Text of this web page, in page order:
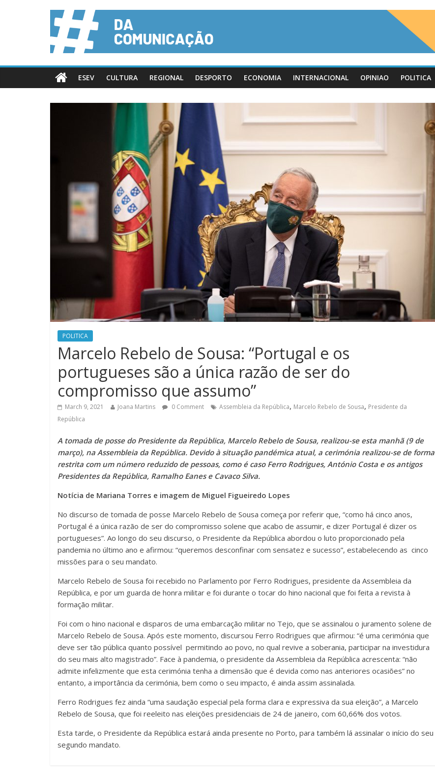
ESEV CULTURA REGIONAL DESPORTO ECONOMIA INTERNACIONAL OPINIAO POLITICA
POLITICA
Marcelo Rebelo de Sousa: “Portugal e os
portugueses são a única razão de ser do
compromisso que assumo”
March 9, 2021 Joana Martins 0 Comment Assembleia da República, Marcelo Rebelo de Sousa, Presidente da
República
A tomada de posse do Presidente da República, Marcelo Rebelo de Sousa, realizou-se esta manhã (9 de
março), na Assembleia da República. Devido à situação pandémica atual, a cerimónia realizou-se de forma
restrita com um número reduzido de pessoas, como é caso Ferro Rodrigues, António Costa e os antigos
Presidentes da República, Ramalho Eanes e Cavaco Silva.
Notícia de Mariana Torres e imagem de Miguel Figueiredo Lopes
No discurso de tomada de posse Marcelo Rebelo de Sousa começa por referir que, “como há cinco anos,
Portugal é a única razão de ser do compromisso solene que acabo de assumir, e dizer Portugal é dizer os
portugueses”. Ao longo do seu discurso, o Presidente da República abordou o luto proporcionado pela
pandemia no último ano e afirmou: “queremos desconfinar com sensatez e sucesso”, estabelecendo as cinco
missões para o seu mandato.
Marcelo Rebelo de Sousa foi recebido no Parlamento por Ferro Rodrigues, presidente da Assembleia da
República, e por um guarda de honra militar e foi durante o tocar do hino nacional que foi feita a revista à
formação militar.
Foi com o hino nacional e disparos de uma embarcação militar no Tejo, que se assinalou o juramento solene de
Marcelo Rebelo de Sousa. Após este momento, discursou Ferro Rodrigues que afirmou: “é uma cerimónia que
deve ser tão pública quanto possível permitindo ao povo, no qual revive a soberania, participar na investidura
do seu mais alto magistrado”. Face à pandemia, o presidente da Assembleia da República acrescenta: “não
admite infelizmente que esta cerimónia tenha a dimensão que é devida como nas anteriores ocasiões” no
entanto, a importância da cerimónia, bem como o seu impacto, é ainda assim assinalada.
Ferro Rodrigues fez ainda “uma saudação especial pela forma clara e expressiva da sua eleição”, a Marcelo
Rebelo de Sousa, que foi reeleito nas eleições presidenciais de 24 de janeiro, com 60,66% dos votos.
Esta tarde, o Presidente da República estará ainda presente no Porto, para também lá assinalar o início do seu
segundo mandato.